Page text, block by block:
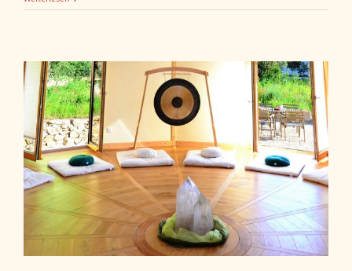
im
Ostara
–
Frühlings-
Equinox
Frühlingskraft
&
Wachstum